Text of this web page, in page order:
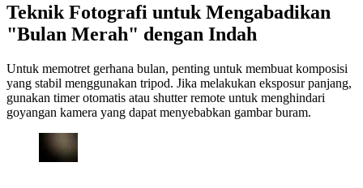
Teknik Fotografi untuk Mengabadikan
"Bulan Merah" dengan Indah
Untuk memotret gerhana bulan, penting untuk membuat komposisi
yang stabil menggunakan tripod. Jika melakukan eksposur panjang,
gunakan timer otomatis atau shutter remote untuk menghindari
goyangan kamera yang dapat menyebabkan gambar buram.